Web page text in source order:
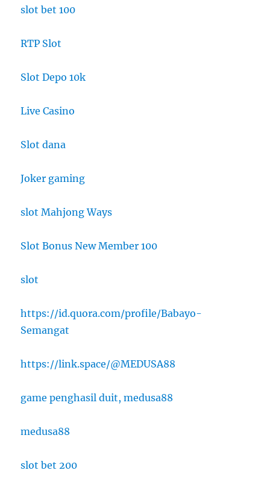
slot bet 100
RTP Slot
Slot Depo 10k
Live Casino
Slot dana
Joker gaming
slot Mahjong Ways
Slot Bonus New Member 100
slot
https://id.quora.com/profile/Babayo-
Semangat
https://link.space/@MEDUSA88
game penghasil duit, medusa88
medusa88
slot bet 200